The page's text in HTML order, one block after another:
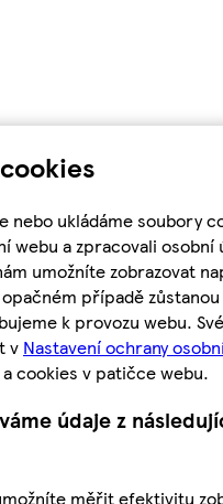
nebo ukládáme soubory
webu a zpracovali osobní
umožníte zobrazovat
případě
k provozu webu. Své
v Nastavení ochrany
cookies v patičce webu.
údaje z
měřit efektivitu